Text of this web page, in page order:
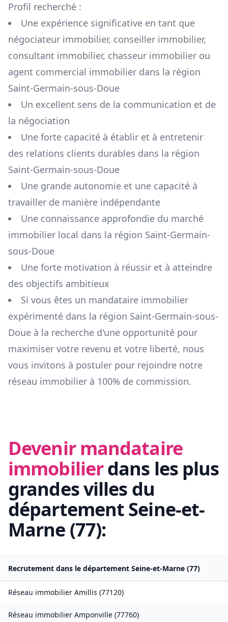
Profil recherché :
Une expérience significative en tant que
négociateur immobilier, conseiller immobilier,
consultant immobilier, chasseur immobilier ou
agent commercial immobilier dans la région
Saint-Germain-sous-Doue
Un excellent sens de la communication et de
la négociation
Une forte capacité à établir et à entretenir
des relations clients durables dans la région
Saint-Germain-sous-Doue
Une grande autonomie et une capacité à
travailler de manière indépendante
Une connaissance approfondie du marché
immobilier local dans la région Saint-Germain-
sous-Doue
Une forte motivation à réussir et à atteindre
des objectifs ambitieux
Si vous êtes un mandataire immobilier
expérimenté dans la région Saint-Germain-sous-
Doue à la recherche d'une opportunité pour
maximiser votre revenu et votre liberté, nous
vous invitons à postuler pour rejoindre notre
réseau immobilier à 100% de commission.
Devenir mandataire
immobilierdans les plus
grandes villes du
départementSeine-et-
Marne (77):
Recrutement dans le département Seine-et-Marne (77)
Réseau immobilier Amillis (77120)
Réseau immobilier Amponville (77760)